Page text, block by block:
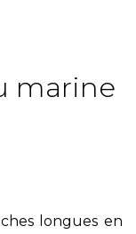
marine
longues en